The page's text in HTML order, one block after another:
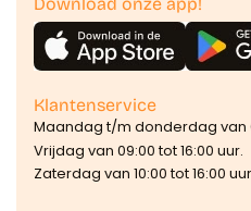
Klantenservice
Maandag t/m donderdag van
Vrijdag van 09:00 tot 16:00 uur.
Zaterdag van 10:00 tot 16:00